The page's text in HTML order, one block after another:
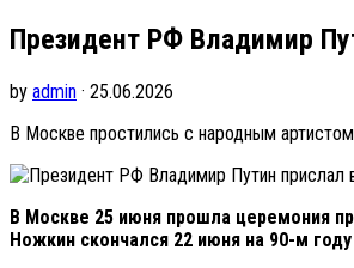
Президент РФ Владимир
by admin · 25.06.2026
В Москве простились с народным
В Москве 25 июня прошла церемония
Ножкин скончался 22 июня на 90-м